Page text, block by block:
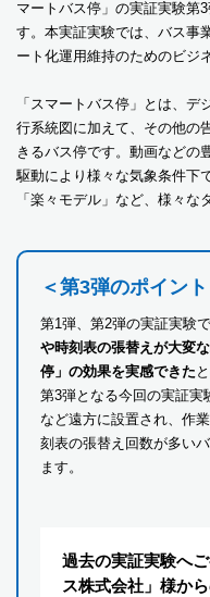
マートバス停」の実証実験第
す。本実証実験では、バス事
ート化運用維持のためのビジ
「スマートバス停」とは、
行系統図に加えて、その他の
きるバス停です。動画などの
駆動により様々な気象条件下
「楽々モデル」など、様々な
＜第3弾のポイント
第1弾、第2弾の実証実験で
や時刻表の張替えが大変
停」の効果を実感できた
第3弾となる今回の実証実
など遠方に設置され、作
刻表の張替え回数が多い
ます。
過去の実証実験へ
ス株式会社」様か